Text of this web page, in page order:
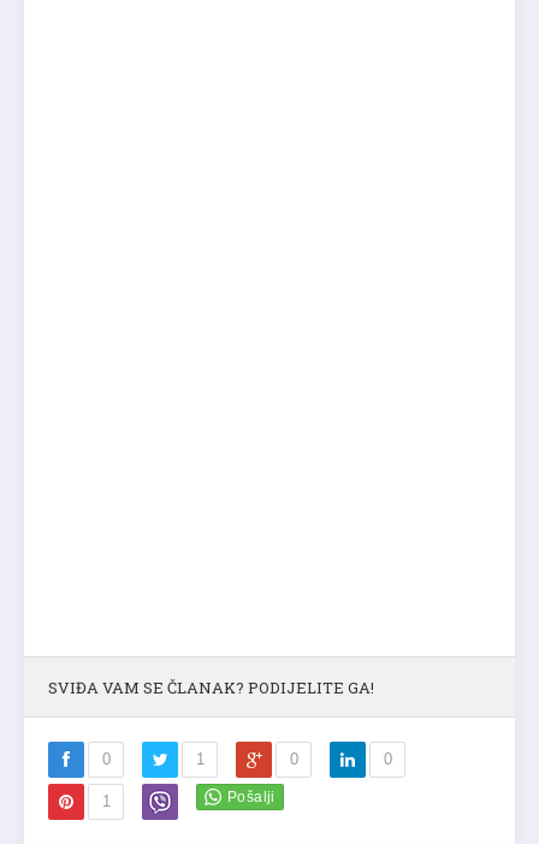
SVIĐA VAM SE ČLANAK? PODIJELITE GA!
0 1 0 0
1